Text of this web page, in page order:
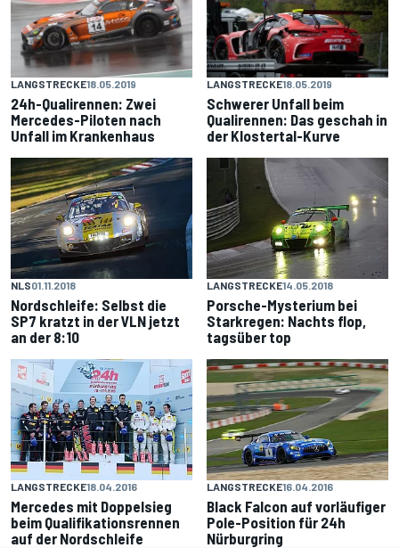
LANGSTRECKE18.05.2019
24h-Qualirennen: Zwei
Mercedes-Piloten nach
Unfall im Krankenhaus
LANGSTRECKE18.05.2019
Schwerer Unfall beim
Qualirennen: Das geschah in
der Klostertal-Kurve
NLS01.11.2018
Nordschleife: Selbst die
SP7 kratzt in der VLN jetzt
an der 8:10
LANGSTRECKE14.05.2018
Porsche-Mysterium bei
Starkregen: Nachts flop,
tagsüber top
LANGSTRECKE18.04.2016
Mercedes mit Doppelsieg
beim Qualifikationsrennen
auf der Nordschleife
LANGSTRECKE16.04.2016
Black Falcon auf vorläufiger
Pole-Position für 24h
Nürburgring